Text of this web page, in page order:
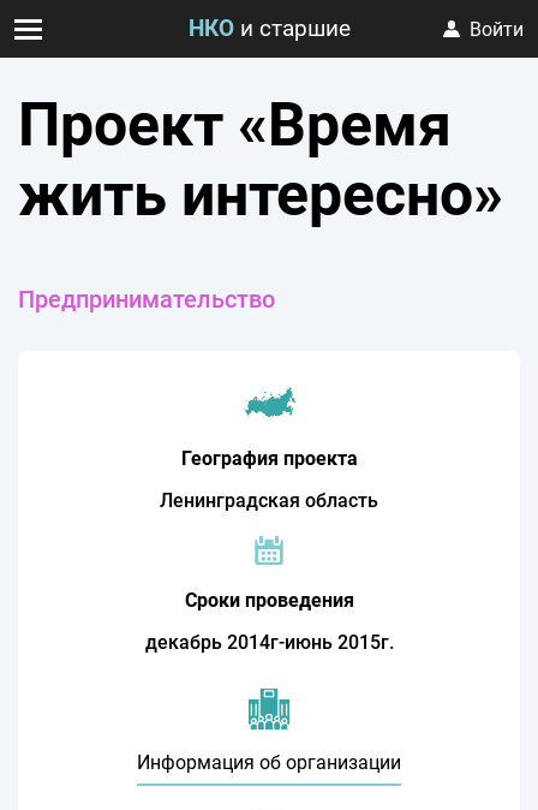
НКОи старшие Войти
Проект «Время
жить интересно»
Предпринимательство
География проекта
Ленинградская область
Сроки проведения
декабрь 2014г-июнь 2015г.
Информация об организации